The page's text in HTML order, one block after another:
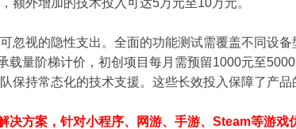
额外增加的技术投入可达5万元至10万元。
忽视的隐性支出。全面的功能测试需覆盖不同设
载量阶梯计价，初创项目每月需预留1000元至
保持常态化的技术支援。这些长效投入保障了产品
决方案，针对小程序、网游、手游、Steam等游